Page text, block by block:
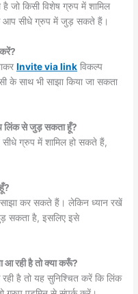
जो किसी विशेष ग्रुप में शामिल
आप सीधे ग्रुप में जुड़ सकते हैं।
Invite via link विकल्प
के साथ भी साझा किया जा सकता
लिंक से जुड़ सकता हूँ?
ग्रुप में शामिल हो सकते हैं,
कर सकते हैं। लेकिन ध्यान रखें
सकता है, इसलिए इसे
रही है तो क्या करूँ?
है तो यह सुनिश्चित करें कि लिंक